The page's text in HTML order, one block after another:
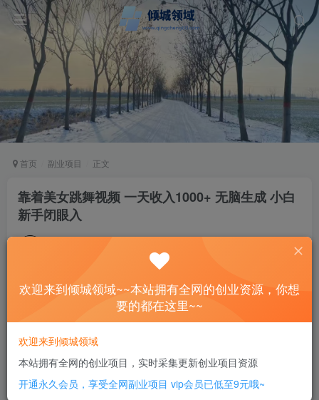
首页 副业项目 正文
靠着美女跳舞视频 一天收入1000+ 无脑生成 小白
新手闭眼入
私信
此内容为付费资源，请付费后查看
￥ 6
SVIP全站会员免费
付费资源
欢迎来到倾城领域~~本站拥有全网的创业资源，你想
要的都在这里~~
欢迎来到倾城领域
本站拥有全网的创业项目，实时采集更新创业项目资源
开通永久会员，享受全网副业项目 vip会员已低至9元哦~